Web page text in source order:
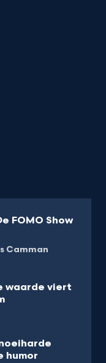
FOMO Show
Camman
waarde viert
humor